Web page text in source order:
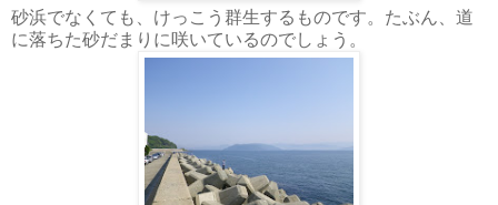
砂浜でなくても、けっこう群生するものです。たぶん、道
に落ちた砂だまりに咲いているのでしょう。